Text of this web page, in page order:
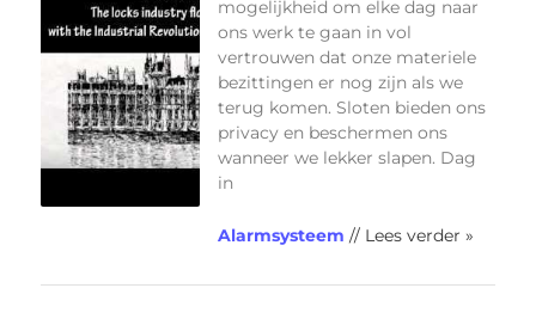
mogelijkheid om elke dag naar
ons werk te gaan in vol
vertrouwen dat onze materiele
bezittingen er nog zijn als we
terug komen. Sloten bieden ons
privacy en beschermen ons
wanneer we lekker slapen. Dag
in
Alarmsysteem // Lees verder »